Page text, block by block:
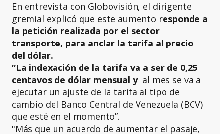
En entrevista con Globovisión, el dirigente
gremial explicó que este aumento responde a
la petición realizada por el sector
transporte, para anclar la tarifa al precio
del dólar.
“La indexación de la tarifa va a ser de 0,25
centavos de dólar mensual y al mes se va a
ejecutar un ajuste de la tarifa al tipo de
cambio del Banco Central de Venezuela (BCV)
que esté en el momento”.
"Más que un acuerdo de aumentar el pasaje,